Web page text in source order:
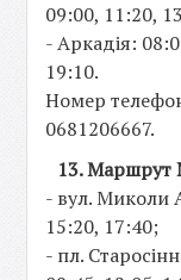
09:00, 11:20,
- Аркадія:
19:10.
Номер
0681206667.
13.
- вул. Миколи
15:20, 17:40;
- пл.